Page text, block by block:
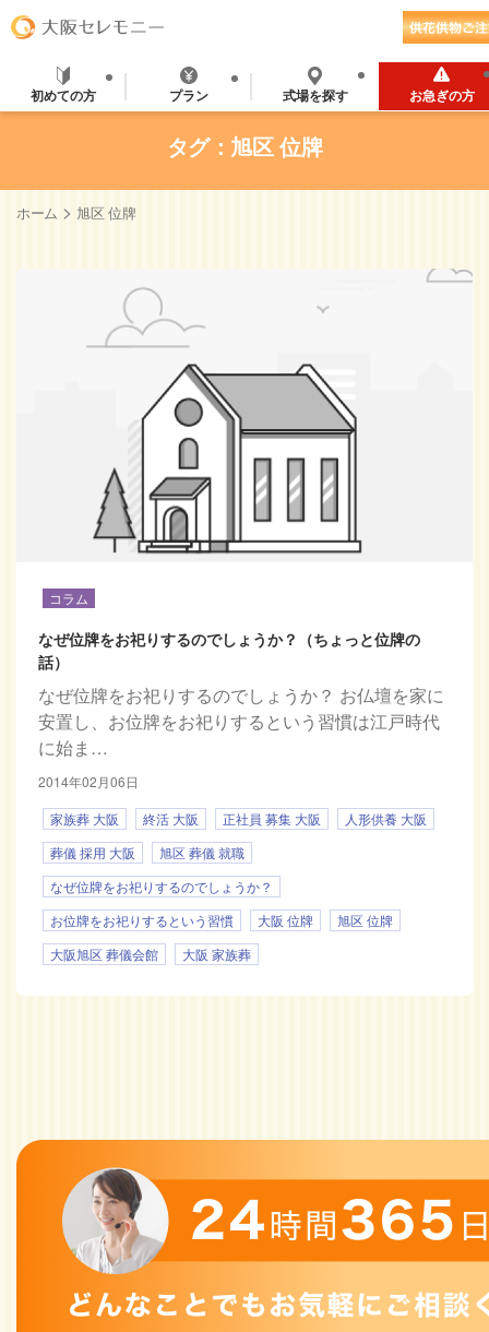
初めての方 プラン 式場を探す お急ぎの方
タグ：旭区 位牌
ホーム > 旭区 位牌
コラム
なぜ位牌をお祀りするのでしょうか？（ちょっと位牌の
話）
なぜ位牌をお祀りするのでしょうか？ お仏壇を家に
安置し、お位牌をお祀りするという習慣は江戸時代
に始ま…
2014年02月06日
家族葬 大阪
終活 大阪 正社員 募集 大阪
人形供養 大阪
葬儀 採用 大阪
旭区 葬儀 就職
なぜ位牌をお祀りするのでしょうか？
お位牌をお祀りするという習慣
大阪 位牌
旭区 位牌
大阪旭区 葬儀会館
大阪 家族葬